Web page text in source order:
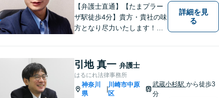
【弁護士直通】【たまプラー
ザ駅徒歩4分】貴方・貴社の味
方となり尽力いたします！当
すのでまずはお気軽にご相談
ください。
詳細を見
る
引地 真一 弁護士
はるにれ法律事務所
神奈川
県
川崎市中原
区
武蔵小杉駅 から徒歩3
分